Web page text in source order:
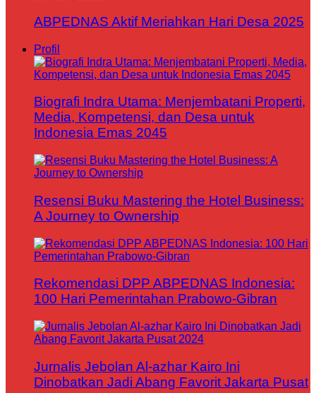
ABPEDNAS Aktif Meriahkan Hari Desa 2025
Profil
Biografi Indra Utama: Menjembatani Properti,
Media, Kompetensi, dan Desa untuk
Indonesia Emas 2045
Resensi Buku Mastering the Hotel Business:
A Journey to Ownership
Rekomendasi DPP ABPEDNAS Indonesia:
100 Hari Pemerintahan Prabowo-Gibran
Jurnalis Jebolan Al-azhar Kairo Ini
Dinobatkan Jadi Abang Favorit Jakarta Pusat